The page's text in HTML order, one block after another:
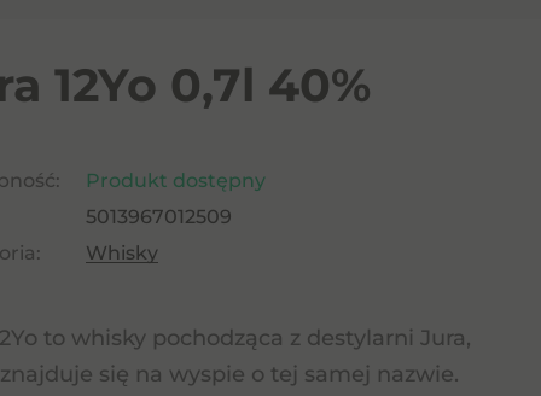
12Yo 0,7l 40%
Produkt dostępny
5013967012509
Whisky
to whisky pochodząca z destylarni Jura,
się na wyspie o tej samej nazwie.